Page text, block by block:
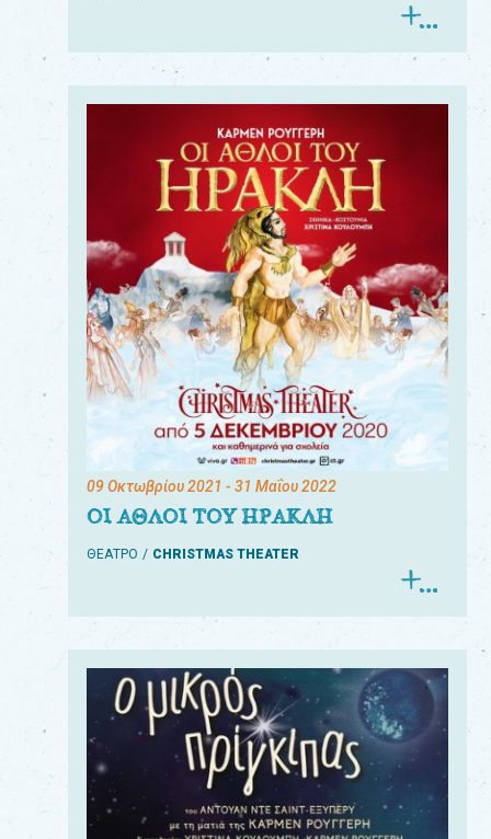
09 Οκτωβρίου 2021 - 31 Μαΐου 2022
ΟΙ ΑΘΛΟΙ ΤΟΥ ΗΡΑΚΛΗ
ΘΕΑΤΡΟ CHRISTMAS THEATER